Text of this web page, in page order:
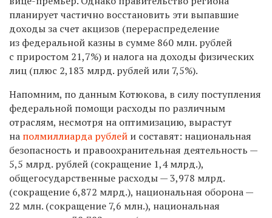
планирует частично восстановить эти выпавшие
доходы за счет акцизов (перераспределение
из федеральной казны в сумме 860 млн. рублей
с приростом 21,7%) и налога на доходы физических
лиц (плюс 2,183 млрд. рублей или 7,5%).
Напомним, по данным Котюкова, в силу поступления
федеральной помощи расходы по различным
отраслям, несмотря на оптимизацию, вырастут
на полмиллиарда рублей и составят: национальная
безопасность и правоохранительная деятельность —
5,5 млрд. рублей (сокращение 1,4 млрд.),
общегосударственные расходы — 3,978 млрд.
(сокращение 6,872 млрд.), национальная оборона —
22 млн. (сокращение 7,6 млн.), национальная